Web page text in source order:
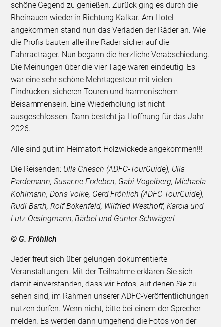
schöne Gegend zu genießen. Zurück ging es durch die
Rheinauen wieder in Richtung Kalkar. Am Hotel
angekommen stand nun das Verladen der Räder an. Wie
die Profis bauten alle ihre Räder sicher auf die
Fahrradträger. Nun begann die herzliche Verabschiedung.
Die Meinungen über die vier Tage waren eindeutig. Es
war eine sehr schöne Mehrtagestour mit vielen
Eindrücken, sicheren Touren und harmonischem
Beisammensein. Eine Wiederholung ist nicht
ausgeschlossen. Dann besteht ja Hoffnung für das Jahr
2026.
Alle sind gut im Heimatort Holzwickede angekommen!!!
Die Reisenden: Ulla Griesch (ADFC-TourGuide), Ulla
Pardemann, Susanne Erxleben, Gabi Vogelberg, Michaela
Kohlmann, Doris Volke, Gerd Fröhlich (ADFC TourGuide),
Rudi Barth, Rolf Bökenfeld, Wilfried Westhoff, Karola und
Lutz Oesingmann, Bärbel und Günter Schwägerl
© G. Fröhlich
Jeder freut sich über gelungen dokumentierte
Veranstaltungen. Mit der Teilnahme erklären Sie sich
damit einverstanden, dass wir Fotos, auf denen Sie zu
sehen sind, im Rahmen unserer ADFC-Veröffentlichungen
nutzen dürfen. Wenn nicht, bitte bei einem der Sprecher
melden. Es werden dann umgehend die Fotos von der